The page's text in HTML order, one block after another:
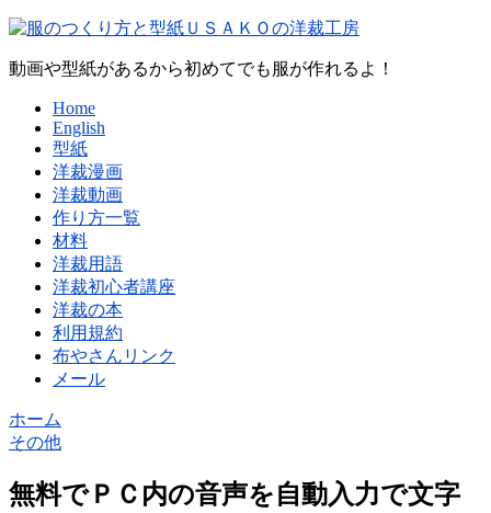
動画や型紙があるから初めてでも服が作れるよ！
Home
English
型紙
洋裁漫画
洋裁動画
作り方一覧
材料
洋裁用語
洋裁初心者講座
洋裁の本
利用規約
布やさんリンク
メール
ホーム
その他
無料でＰＣ内の音声を自動入力で文字